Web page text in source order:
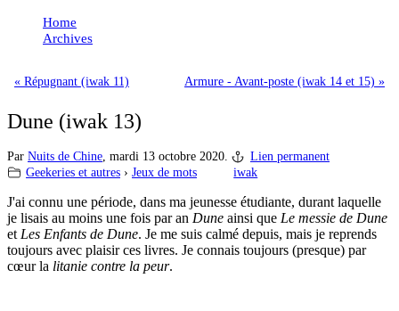
Home
Archives
« Répugnant (iwak 11) Armure - Avant-poste (iwak 14 et 15) »
Dune (iwak 13)
Par Nuits de Chine mardi 13 octobre 2020.
Lien permanent
Geekeries et autres › Jeux de mots iwak
J'ai connu une période, dans ma jeunesse étudiante, durant laquelle
je lisais au moins une fois par an Dune ainsi que Le messie de Dune
et Les Enfants de Dune. Je me suis calmé depuis, mais je reprends
toujours avec plaisir ces livres. Je connais toujours (presque) par
cœur la litanie contre la peur.